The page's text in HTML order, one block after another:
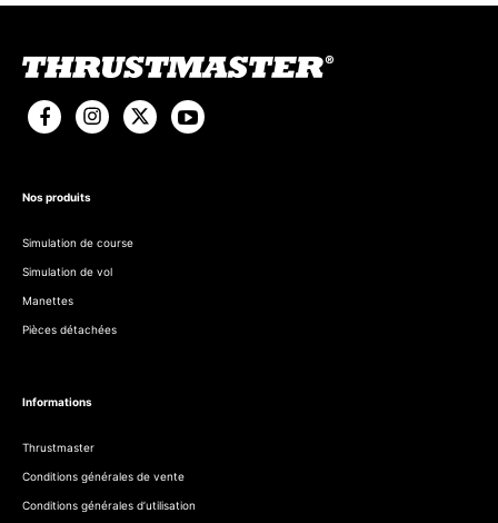
Nos produits
Simulation de course
Simulation de vol
Manettes
Pièces détachées
Informations
Thrustmaster
Conditions générales de vente
Conditions générales d’utilisation